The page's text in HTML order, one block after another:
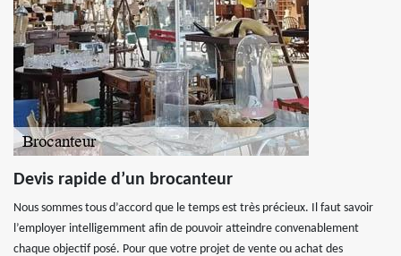
Devis rapide d’un brocanteur
Nous sommes tous d’accord que le temps est très précieux. Il faut savoir
l’employer intelligemment afin de pouvoir atteindre convenablement
chaque objectif posé. Pour que votre projet de vente ou achat des